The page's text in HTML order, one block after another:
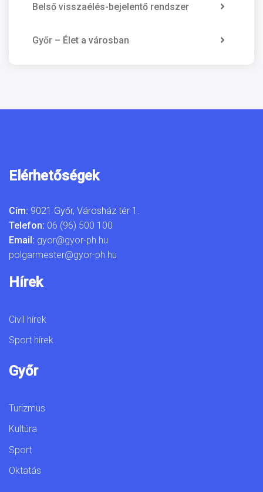
Belső visszaélés-bejelentő rendszer
Győr – Élet a városban
Elérhetőségek
Cím: 9021 Győr, Városház tér 1.
Telefon: 06 (96) 500 100
Email: gyor@gyor-ph.hu
polgarmester@gyor-ph.hu
Hírek
Civil hírek
Sport hírek
Győr
Turizmus
Kultúra
Sport
Oktatás